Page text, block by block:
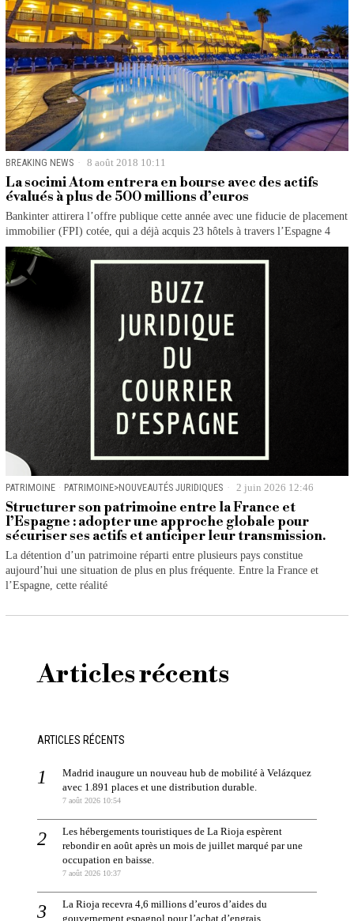
BREAKING NEWS 8 août 2018 10:11
La socimi Atom entrera en bourse avec des actifs
évalués à plus de 500 millions d’euros
Bankinter attirera l’offre publique cette année avec une fiducie de placement
immobilier (FPI) cotée, qui a déjà acquis 23 hôtels à travers l’Espagne 4
PATRIMOINE · PATRIMOINE>NOUVEAUTÉS JURIDIQUES 2 juin 2026 12:46
Structurer son patrimoine entre la France et
l’Espagne : adopter une approche globale pour
sécuriser ses actifs et anticiper leur transmission.
La détention d’un patrimoine réparti entre plusieurs pays constitue
aujourd’hui une situation de plus en plus fréquente. Entre la France et
l’Espagne, cette réalité
Articles récents
ARTICLES RÉCENTS
Madrid inaugure un nouveau hub de mobilité à Velázquez
avec 1.891 places et une distribution durable.
7 août 2026 10:54
Les hébergements touristiques de La Rioja espèrent
rebondir en août après un mois de juillet marqué par une
occupation en baisse.
7 août 2026 10:37
La Rioja recevra 4,6 millions d’euros d’aides du
gouvernement espagnol pour l’achat d’engrais.